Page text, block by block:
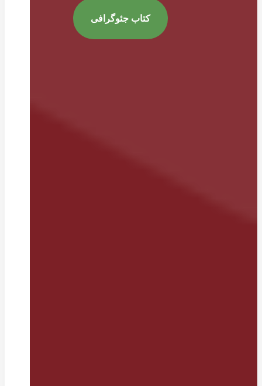
کتاب جئوگرافی